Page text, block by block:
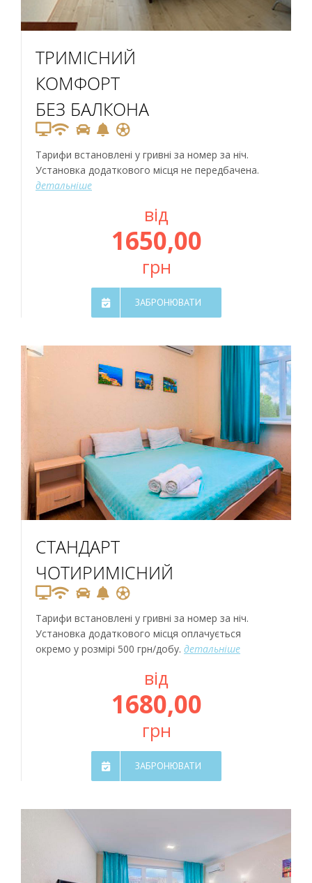
ТРИМІСНИЙ
КОМФОРТ
БЕЗ БАЛКОНА
Тарифи встановлені у гривні за номер за ніч.
Установка додаткового місця не передбачена.
детальніше
від
1650,00
грн
ЗАБРОНЮВАТИ
СТАНДАРТ
ЧОТИРИМІСНИЙ
Тарифи встановлені у гривні за номер за ніч.
Установка додаткового місця оплачується
окремо у розмірі 500 грн/добу. детальніше
від
1680,00
грн
ЗАБРОНЮВАТИ